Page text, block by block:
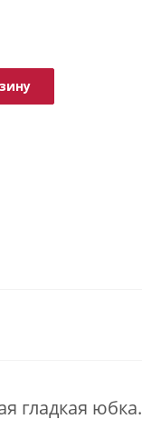
гладкая юбка.